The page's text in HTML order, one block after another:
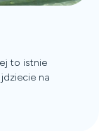
to istnie
na